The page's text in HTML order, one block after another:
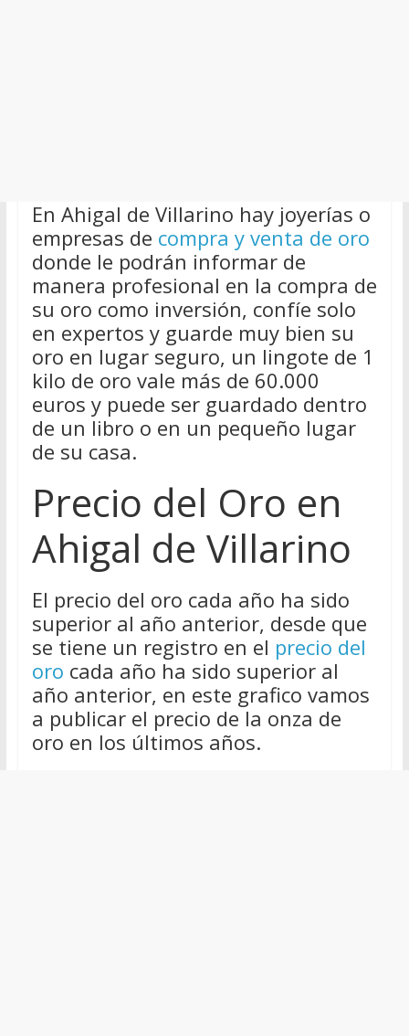
En Ahigal de Villarino hay joyerías o
empresas de compra y venta de oro
donde le podrán informar de
manera profesional en la compra de
su oro como inversión, confíe solo
en expertos y guarde muy bien su
oro en lugar seguro, un lingote de 1
kilo de oro vale más de 60.000
euros y puede ser guardado dentro
de un libro o en un pequeño lugar
de su casa.
Precio del Oro en
Ahigal de Villarino
El precio del oro cada año ha sido
superior al año anterior, desde que
se tiene un registro en el precio del
oro cada año ha sido superior al
año anterior, en este grafico vamos
a publicar el precio de la onza de
oro en los últimos años.